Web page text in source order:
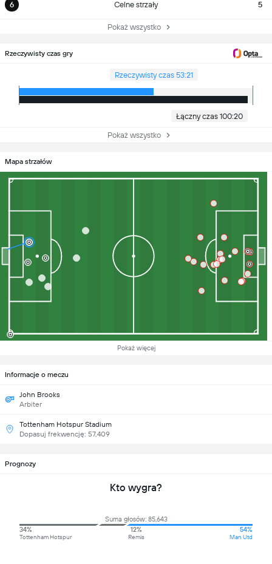
6 Celne strzały 5
Pokaż wszystko
Rzeczywisty czas gry
Rzeczywisty czas 53:21
Łączny czas 100:20
Pokaż wszystko
Mapa strzałów
Pokaż więcej
Informacje o meczu
John Brooks
Arbiter
Tottenham Hotspur Stadium
Dopasuj frekwencję: 57,409
Prognozy
Kto wygra?
Suma głosów: 85,643
34%
Tottenham Hotspur
12%
Remis
54%
Man Utd